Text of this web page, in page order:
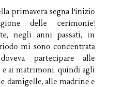
primavera segna l'inizio
delle cerimonie!
negli anni passati, in
mi sono concentrata
partecipare alle
ai matrimoni, quindi agli
damigelle, alle madrine e